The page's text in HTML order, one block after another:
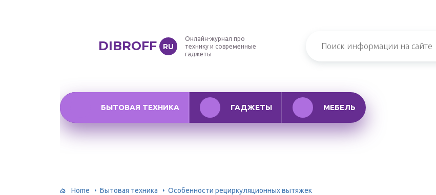
DIBROFF RU
Онлайн-журнал про
технику и современные
гаджеты
БЫТОВАЯ ТЕХНИКА ГАДЖЕТЫ МЕБЕЛЬ
Home Бытовая техника Особенности рециркуляционных вытяжек